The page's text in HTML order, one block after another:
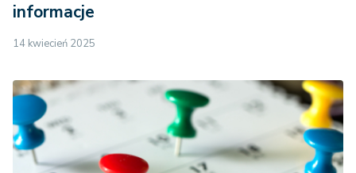
informacje
14 kwiecień 2025